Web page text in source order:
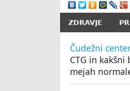
ZDRAVJE
Čudežni
CTG in
mejah